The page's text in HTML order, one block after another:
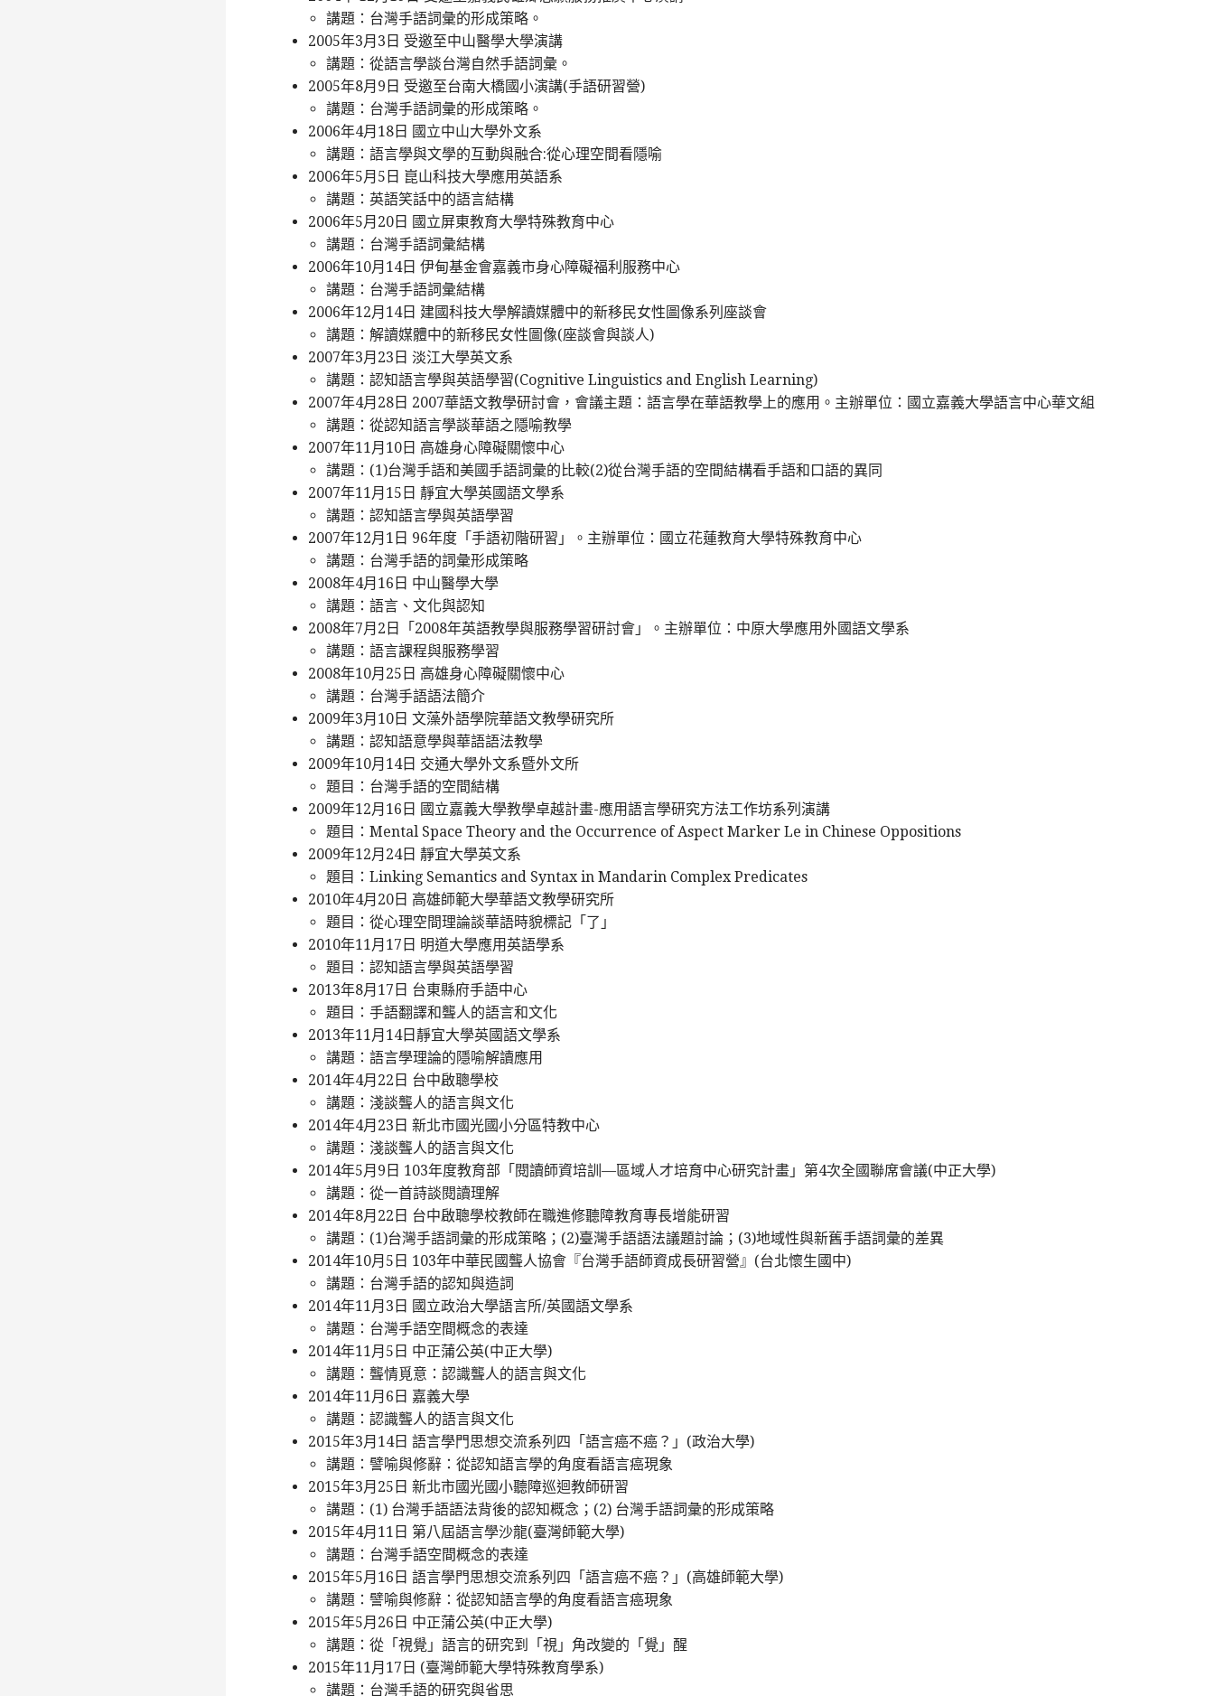
講題：台灣手語詞彙的形成策略。
2005年3月3日 受邀至中山醫學大學演講
講題：從語言學談台灣自然手語詞彙。
2005年8月9日 受邀至台南大橋國小演講(手語研習營)
講題：台灣手語詞彙的形成策略。
2006年4月18日 國立中山大學外文系
講題：語言學與文學的互動與融合:從心理空間看隱喻
2006年5月5日 崑山科技大學應用英語系
講題：英語笑話中的語言結構
2006年5月20日 國立屏東教育大學特殊教育中心
講題：台灣手語詞彙結構
2006年10月14日 伊甸基金會嘉義市身心障礙福利服務中心
講題：台灣手語詞彙結構
2006年12月14日 建國科技大學解讀媒體中的新移民女性圖像系列座談會
講題：解讀媒體中的新移民女性圖像(座談會與談人)
2007年3月23日 淡江大學英文系
講題：認知語言學與英語學習(Cognitive Linguistics and English Learning)
2007年4月28日 2007華語文教學研討會，會議主題：語言學在華語教學上的應用。主辦單位：國立嘉義大學語言中心華文組
講題：從認知語言學談華語之隱喻教學
2007年11月10日 高雄身心障礙關懷中心
講題：(1)台灣手語和美國手語詞彙的比較(2)從台灣手語的空間結構看手語和口語的異同
2007年11月15日 靜宜大學英國語文學系
講題：認知語言學與英語學習
2007年12月1日 96年度「手語初階研習」。主辦單位：國立花蓮教育大學特殊教育中心
講題：台灣手語的詞彙形成策略
2008年4月16日 中山醫學大學
講題：語言、文化與認知
2008年7月2日「2008年英語教學與服務學習研討會」。主辦單位：中原大學應用外國語文學系
講題：語言課程與服務學習
2008年10月25日 高雄身心障礙關懷中心
講題：台灣手語語法簡介
2009年3月10日 文藻外語學院華語文教學研究所
講題：認知語意學與華語語法教學
2009年10月14日 交通大學外文系暨外文所
題目：台灣手語的空間結構
2009年12月16日 國立嘉義大學教學卓越計畫-應用語言學研究方法工作坊系列演講
題目：Mental Space Theory and the Occurrence of Aspect Marker Le in Chinese Oppositions
2009年12月24日 靜宜大學英文系
題目：Linking Semantics and Syntax in Mandarin Complex Predicates
2010年4月20日 高雄師範大學華語文教學研究所
題目：從心理空間理論談華語時貌標記「了」
2010年11月17日 明道大學應用英語學系
題目：認知語言學與英語學習
2013年8月17日 台東縣府手語中心
題目：手語翻譯和聾人的語言和文化
2013年11月14日靜宜大學英國語文學系
講題：語言學理論的隱喻解讀應用
2014年4月22日 台中啟聰學校
講題：淺談聾人的語言與文化
2014年4月23日 新北市國光國小分區特教中心
講題：淺談聾人的語言與文化
2014年5月9日 103年度教育部「閱讀師資培訓—區域人才培育中心研究計畫」第4次全國聯席會議(中正大學)
講題：從一首詩談閱讀理解
2014年8月22日 台中啟聰學校教師在職進修聽障教育專長增能研習
講題：(1)台灣手語詞彙的形成策略；(2)臺灣手語語法議題討論；(3)地域性與新舊手語詞彙的差異
2014年10月5日 103年中華民國聾人協會『台灣手語師資成長研習營』(台北懷生國中)
講題：台灣手語的認知與造詞
2014年11月3日 國立政治大學語言所/英國語文學系
講題：台灣手語空間概念的表達
2014年11月5日 中正蒲公英(中正大學)
講題：聾情覓意：認識聾人的語言與文化
2014年11月6日 嘉義大學
講題：認識聾人的語言與文化
2015年3月14日 語言學門思想交流系列四「語言癌不癌？」(政治大學)
講題：譬喻與修辭：從認知語言學的角度看語言癌現象
2015年3月25日 新北市國光國小聽障巡迴教師研習
講題：(1) 台灣手語語法背後的認知概念；(2) 台灣手語詞彙的形成策略
2015年4月11日 第八屆語言學沙龍(臺灣師範大學)
講題：台灣手語空間概念的表達
2015年5月16日 語言學門思想交流系列四「語言癌不癌？」(高雄師範大學)
講題：譬喻與修辭：從認知語言學的角度看語言癌現象
2015年5月26日 中正蒲公英(中正大學)
講題：從「視覺」語言的研究到「視」角改變的「覺」醒
2015年11月17日 (臺灣師範大學特殊教育學系)
講題：台灣手語的研究與省思